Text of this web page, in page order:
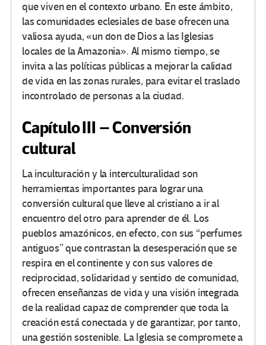
que viven en el contexto urbano. En este ámbito,
las comunidades eclesiales de base ofrecen una
valiosa ayuda, «un don de Dios a las Iglesias
locales de la Amazonia». Al mismo tiempo, se
invita a las políticas públicas a mejorar la calidad
de vida en las zonas rurales, para evitar el traslado
incontrolado de personas a la ciudad.
Capítulo III – Conversión
cultural
La inculturación y la interculturalidad son
herramientas importantes para lograr una
conversión cultural que lleve al cristiano a ir al
encuentro del otro para aprender de él. Los
pueblos amazónicos, en efecto, con sus “perfumes
antiguos” que contrastan la desesperación que se
respira en el continente y con sus valores de
reciprocidad, solidaridad y sentido de comunidad,
ofrecen enseñanzas de vida y una visión integrada
de la realidad capaz de comprender que toda la
creación está conectada y de garantizar, por tanto,
una gestión sostenible. La Iglesia se compromete a